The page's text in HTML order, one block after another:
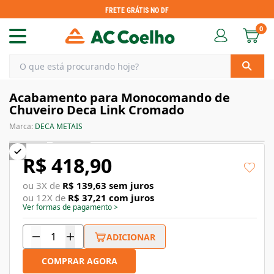
FRETE GRÁTIS NO DF
0
Acabamento para Monocomando de
Chuveiro Deca Link Cromado
Marca: DECA METAIS
R$ 418,90
ou 3X de R$ 139,63 sem juros
ou 12X de R$ 37,21 com juros
Ver formas de pagamento>
ADICIONAR
COMPRAR AGORA